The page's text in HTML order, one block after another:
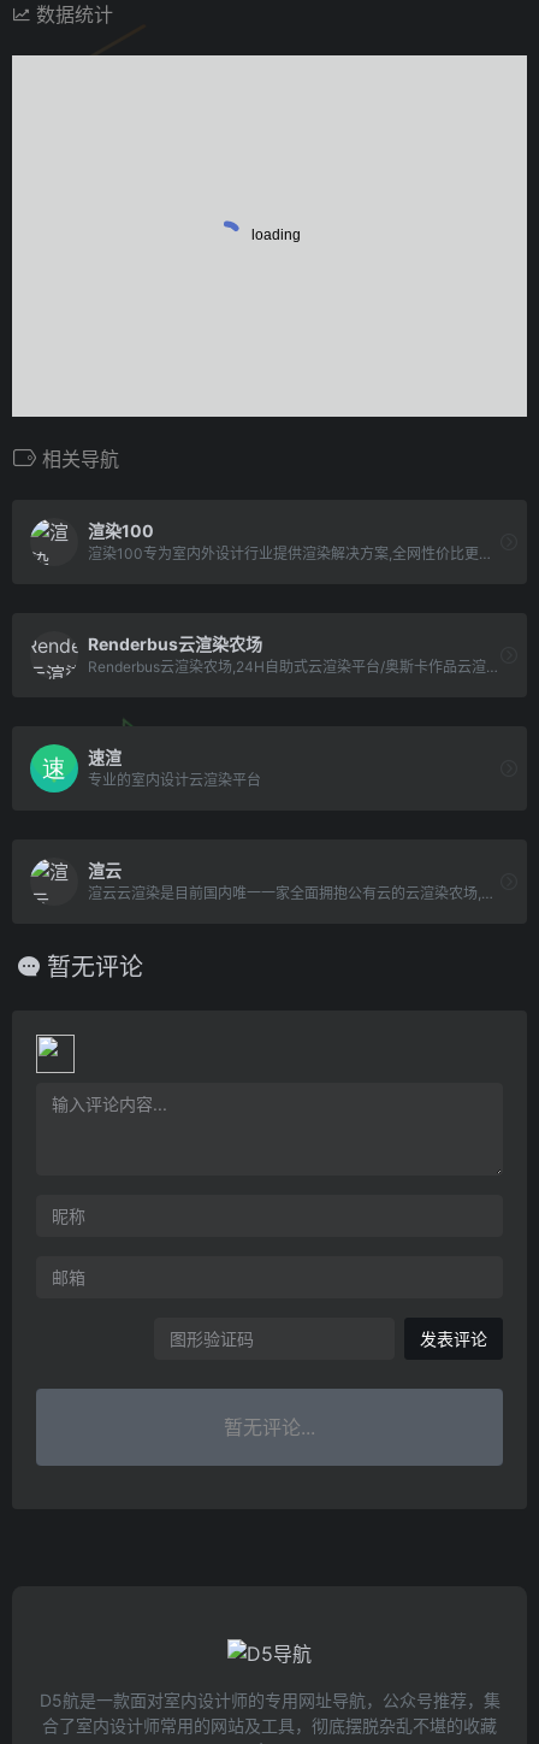
数据统计
相关导航
渲染100
渲染100专为室内外设计行业提供渲染解决方案,全网性价比更高的云渲染平台,全天24小时一键提交,效果图云渲染平台哪家好_就来渲染100.
Renderbus云渲染农场
Renderbus云渲染农场,24H自助式云渲染平台/奥斯卡作品云渲染农场,全面支持3dsMax,Maya,Vray,Arnold等软件及插件,提供免费云渲染体验,渲染低至0.07元.
速渲
专业的室内设计云渲染平台
渲云
渲云云渲染是目前国内唯一一家全面拥抱公有云的云渲染农场,致力于为效果图用户和影视动画用户提供专业高效的自助式云渲染服务.渲云云渲染农场按照核小时计费,能够无缝对接3d Max软件,支持vray渲染器、corona渲染器.《长津湖》、《金刚川》、《我和我的祖国》及《诛仙I》等热门大片的后期渲染任务,均由渲云担纲.
暂无评论
发表评论
暂无评论...
D5航是一款面对室内设计师的专用网址导航，公众号推荐，集
合了室内设计师常用的网站及工具，彻底摆脱杂乱不堪的收藏